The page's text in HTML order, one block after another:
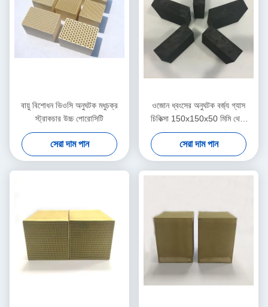
বায়ু বিশোধন ভিওসি অনুঘটক মধুচক্র
স্ট্রাকচার উচ্চ পোরোসিটি
সেরা দাম পান
ওজোন ধ্বংসের অনুঘটক বর্জ্য গ্যাস
চিকিত্সা 150x150x50 মিমি থেকে
300 মিমি
সেরা দাম পান